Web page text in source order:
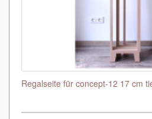
Regalseite für concept-12 17 cm